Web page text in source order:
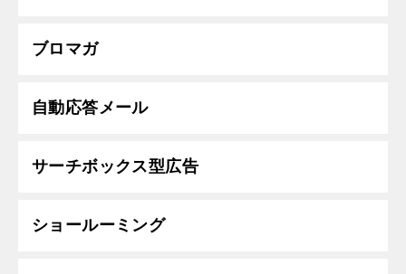
ブロマガ
自動応答メール
サーチボックス型広告
ショールーミング